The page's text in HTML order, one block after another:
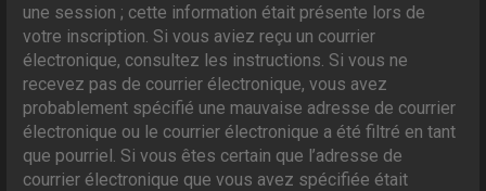
une session ; cette information était présente lors de
votre inscription. Si vous aviez reçu un courrier
électronique, consultez les instructions. Si vous ne
recevez pas de courrier électronique, vous avez
probablement spécifié une mauvaise adresse de courrier
électronique ou le courrier électronique a été filtré en tant
que pourriel. Si vous êtes certain que l’adresse de
courrier électronique que vous avez spécifiée était